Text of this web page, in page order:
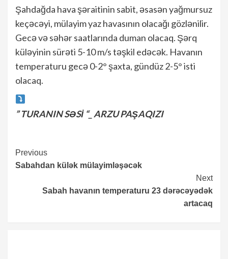
Şahdağda hava şəraitinin sabit, əsasən yağmursuz
keçəcəyi, mülayim yaz havasının olacağı gözlənilir.
Gecə və səhər saatlarında duman olacaq. Şərq
küləyinin sürəti 5-10 m/s təşkil edəcək. Havanın
temperaturu gecə 0-2° şaxta, gündüz 2-5° isti
olacaq.
” TURANIN SƏSİ “_ ARZU PAŞAQIZI
Continue
Reading
Previous
Sabahdan külək mülayimləşəcək
Next
Sabah havanın temperaturu 23 dərəcəyədək
artacaq